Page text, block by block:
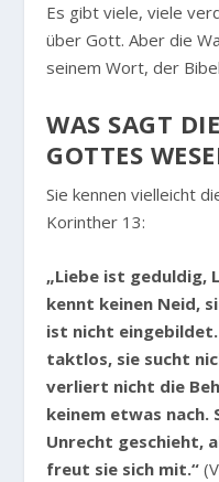
Es gibt viele, viele
über Gott. Aber die
seinem Wort, der
WAS SAGT
GOTTES
Sie kennen vielleicht
Korinther 13:
„Liebe ist geduldig,
kennt keinen Neid,
ist nicht
taktlos, sie sucht
verliert nicht die
keinem etwas nach.
Unrecht geschieht,
freut sie sich mit.“